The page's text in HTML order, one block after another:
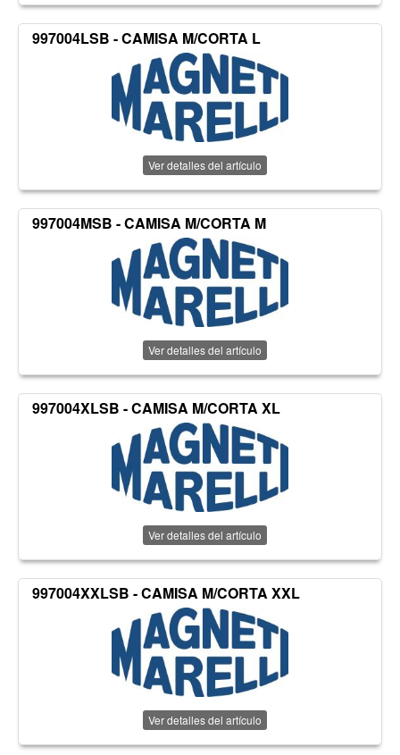
997004LSB - CAMISA M/CORTA L
Ver detalles del artículo
997004MSB - CAMISA M/CORTA M
Ver detalles del artículo
997004XLSB - CAMISA M/CORTA XL
Ver detalles del artículo
997004XXLSB - CAMISA M/CORTA XXL
Ver detalles del artículo